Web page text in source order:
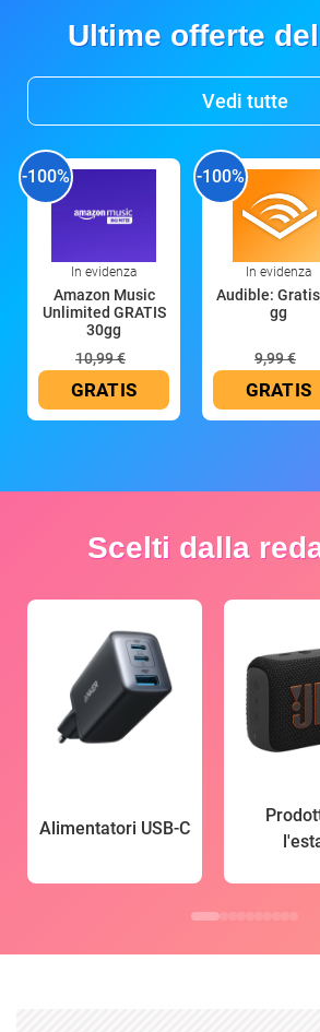
Ultime offerte
Vedi tutte
-100%
In evidenza
Amazon Music
Unlimited GRATIS
30gg
10,99 €
GRATIS
-100%
In evidenza
Audible:
gg
9,99 €
GRATIS
Scelti dalla
Alimentatori USB-C